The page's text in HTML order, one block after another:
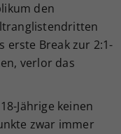
den
erste Break zur 2:1-
verlor das
Jährige keinen
zwar immer